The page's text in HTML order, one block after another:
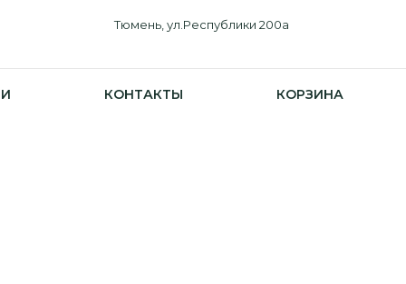
Тюмень, ул.Республики 200а
КОНТАКТЫ КОРЗИНА